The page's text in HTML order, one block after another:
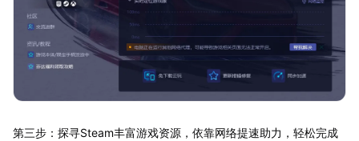
第三步：探寻Steam丰富游戏资源，依靠网络提速助力，轻松完成